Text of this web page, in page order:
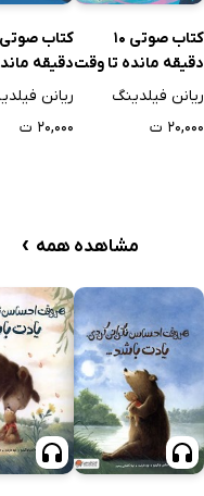
کتاب صوتی 10
دقیقه مانده تا وقت
خواب اژدها کوچولو
ریانن فیلدینگ
۲۰,۰۰۰ ت
دقیقه
خواب غول
ریانن
۲۰,۰۰۰ ت
مشاهده همه ›